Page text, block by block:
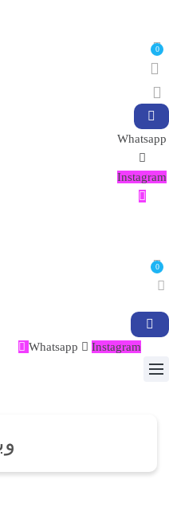
0
Whatsapp
Instagram
0
Whatsapp Instagram